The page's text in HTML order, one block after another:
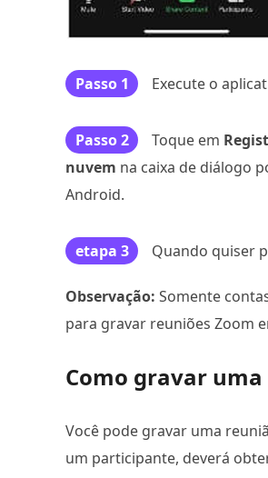
Passo 1 Execute o
Passo 2 Toque em
nuvem na caixa de diálogo
Android.
etapa 3 Quando quiser
Observação: Somente
para gravar reuniões Zoom
Como gravar
Você pode gravar uma
um participante, deverá